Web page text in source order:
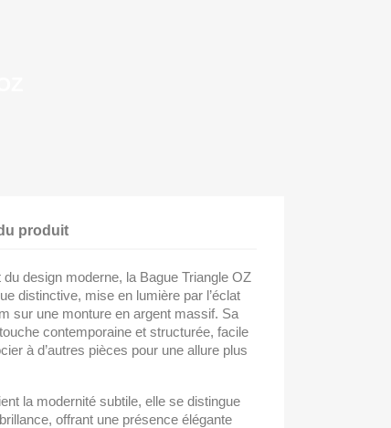
produit
design moderne, la Bague Triangle OZ
distinctive, mise en lumière par l’éclat
sur une monture en argent massif. Sa
contemporaine et structurée, facile
à d’autres pièces pour une allure plus
la modernité subtile, elle se distingue
offrant une présence élégante